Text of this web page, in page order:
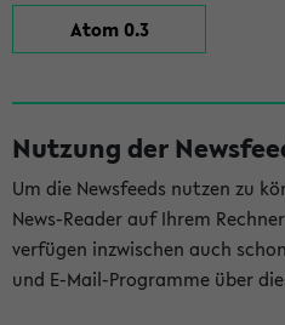
Atom 0.3
Nutzung der
Um die Newsfeeds nutzen zu
News-Reader auf Ihrem
verfügen inzwischen auch
und E-Mail-Programme über